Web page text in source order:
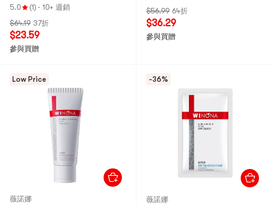
5.0
(1) · 10+ 週銷
$64.19 37折
$23.59
參與買贈
$56.99 64折
$36.29
參與買贈
Low Price
薇諾娜
-36%
薇諾娜